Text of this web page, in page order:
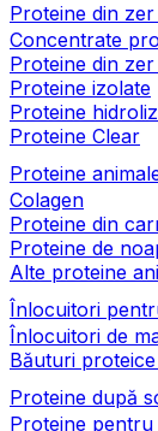
Proteine din
Concentrate
Proteine din
Proteine izolate
Proteine
Proteine Clear
Proteine
Colagen
Proteine din
Proteine de
Alte proteine
Înlocuitori
Înlocuitori de
Băuturi
Proteine după
Proteine